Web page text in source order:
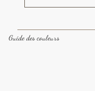
Guide des couleurs